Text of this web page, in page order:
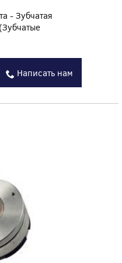
- Зубчатая
Написать нам